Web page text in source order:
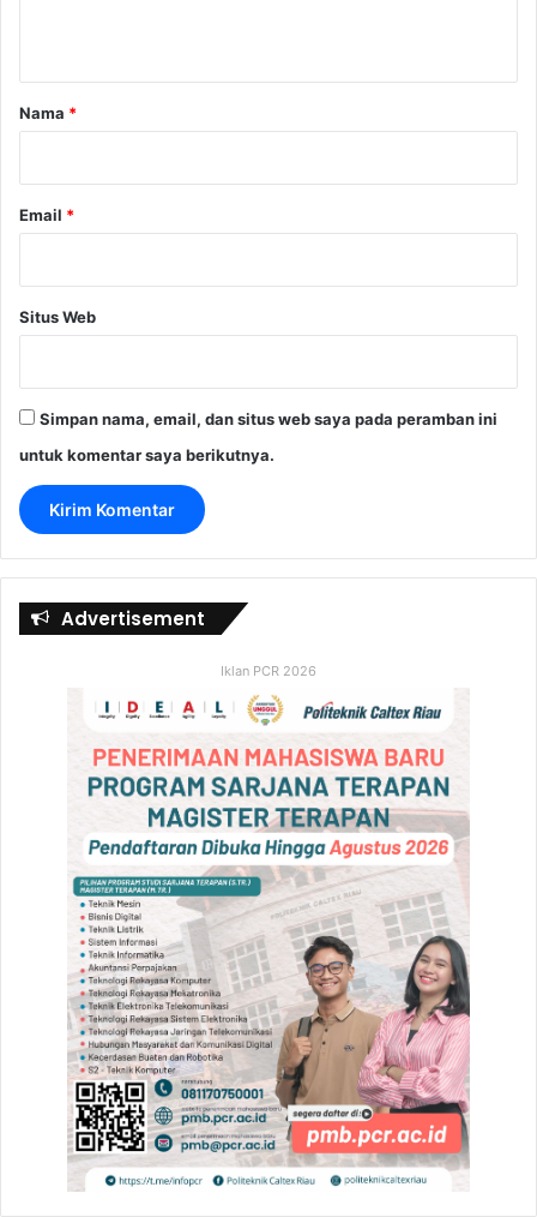
rNama *
Email *
Situs Web
Simpan nama, email, dan situs web saya pada peramban ini
untuk komentar saya berikutnya.
Advertisement
Iklan PCR 2026